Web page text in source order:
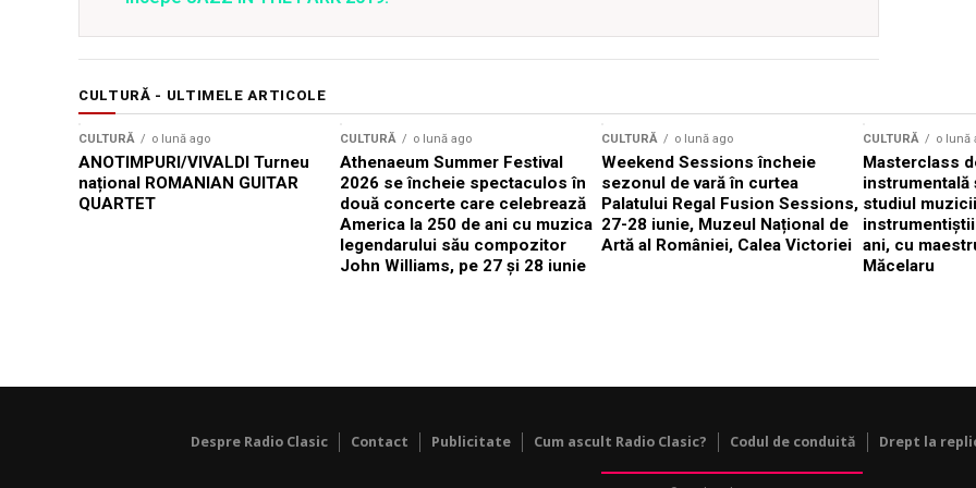
CULTURĂ - ULTIMELE ARTICOLE
CULTURĂ o lună ago
ANOTIMPURI/VIVALDI Turneu
național ROMANIAN GUITAR
QUARTET
CULTURĂ o lună ago
Athenaeum Summer Festival
2026 se încheie spectaculos în
două concerte care celebrează
America la 250 de ani cu muzica
legendarului său compozitor
John Williams, pe 27 și 28 iunie
CULTURĂ o lună ago
Weekend Sessions încheie
sezonul de vară în curtea
Palatului Regal Fusion Sessions,
27-28 iunie, Muzeul Național de
Artă al României, Calea Victoriei
CULTURĂ o lună
Masterclass
instrumentală
studiul
ani, cu
Măcelaru
Despre Radio Clasic Contact Publicitate Cum ascult Radio Clasic? Codul de conduită Drept la